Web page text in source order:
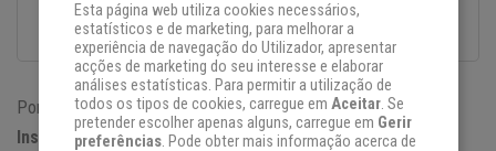
O conteúdo é da sua responsabilidade, não refletindo, necessariamente, a
opinião do WeMystic Brasil.
Por
Tiná Silva
Instagram: Casa Astrológica
Esta página web utiliza cookies necessários,
estatísticos e de marketing, para melhorar a
experiência de navegação do Utilizador, apresentar
acções de marketing do seu interesse e elaborar
análises estatísticas. Para permitir a utilização de
todos os tipos de cookies, carregue em Aceitar. Se
pretender escolher apenas alguns, carregue em Gerir
preferências. Pode obter mais informação acerca de